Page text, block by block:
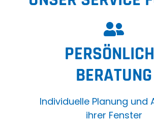
BERATUNG
Individuelle Planung und
ihrer Fenster